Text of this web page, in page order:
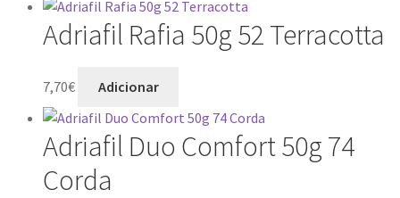
Adriafil Rafia 50g 52 Terracotta
7,70€ Adicionar
Adriafil Duo Comfort 50g 74
Corda